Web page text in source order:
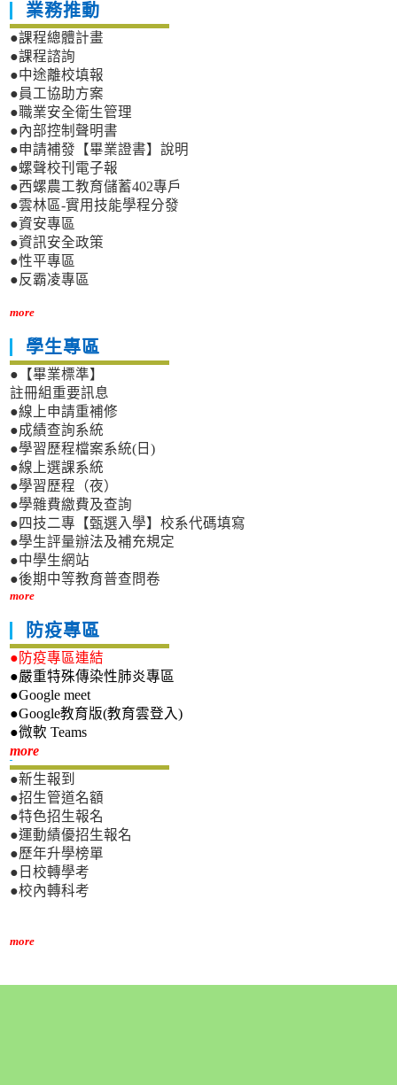
業務推動
●課程總體計畫
●課程諮詢
●中途離校填報
●員工協助方案
●職業安全衛生管理
●內部控制聲明書
●申請補發【畢業證書】說明
●螺聲校刊電子報
●西螺農工教育儲蓄402專戶
●雲林區-實用技能學程分發
●資安專區
●資訊安全政策
●性平專區
●反霸凌專區
more
學生專區
●【畢業標準】
註冊組重要訊息
●線上申請重補修
●成績查詢系統
●學習歷程檔案系統(日)
●線上選課系統
●學習歷程（夜）
●學雜費繳費及查詢
●四技二專【甄選入學】校系代碼填寫
●學生評量辦法及補充規定
●中學生網站
●後期中等教育普查問卷
more
防疫專區
●防疫專區連結
●嚴重特殊傳染性肺炎專區
●Google meet
●Google教育版(教育雲登入)
●微軟 Teams
more新生專區
●新生報到
●招生管道名額
●特色招生報名
●運動績優招生報名
●歷年升學榜單
●日校轉學考
●校內轉科考
more